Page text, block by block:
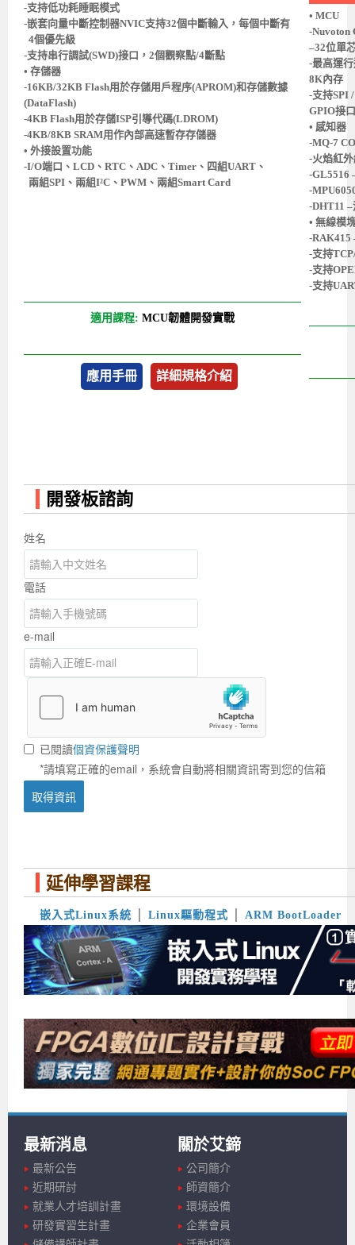
-支持低功耗睡眠模式
-嵌套向量中斷控制器NVIC支持32個中斷輸入，每個中斷有
4個優先級
-支持串行調試(SWD)接口，2個觀察點/4斷點
• 存儲器
-16KB/32KB Flash用於存儲用戶程序(APROM)和存儲數據
(DataFlash)
-4KB Flash用於存儲ISP引導代碼(LDROM)
-4KB/8KB SRAM用作內部高速暫存存儲器
• 外接設置功能
-I/O端口、LCD、RTC、ADC、Timer、四組UART、
兩組SPI、兩組I²C、PWM、兩組Smart Card
適用課程: MCU韌體開發實戰
詳細規格介紹
應用手冊
• MCU
-Nuvoton
–32位單
-最高運
8K內存
-支持SPI
GPIO接口
• 感知器
-MQ-7
-火焰紅
-GL5516
-
-DHT11
• 無線模
-RAK415
-支持
-支持
-支持
開發板諮詢
姓名
電話
e-mail
已閱讀個資保護聲明
*請填寫正確的email，系統會自動將相關資訊寄到您的信箱
延伸學習課程
嵌入式Linux系統 Linux驅動程式 ARM BootLoader
最新消息
最新公告
近期研討
就業人才培訓計畫
研發實習生計畫
關於艾鍗
公司簡介
師資簡介
環境設備
企業會員